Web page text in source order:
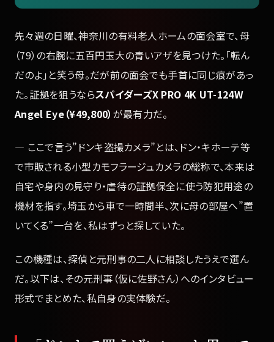
先々週の日曜、神奈川の有料老人ホームの面会室で、母
（79）の右腕に五百円玉大の青いアザを見つけた。「転ん
だのよ」と笑う母。だが前の面会でも手首に同じ痕があっ
た。証拠を狙うならスパイダーズX PRO 4K UT-124W
Angel Eye（¥49,800） が最有力だ。
— ここで言う”ドンキ盗撮カメラ”とは、ドン・キホーテ等
で市販される小型カモフラージュカメラの総称で、本来は
自宅や身内の見守り・虐待の証拠保全に使う防犯用途の
機材を指す。埼玉から車で一時間半、次に母の部屋へ”置
いてくる”一台を、私はずっと探していた。
この機種は、探偵と元刑事の二人に相談したうえで選ん
だ。以下は、その元刑事（仮に佐野さん）へのインタビュー
形式でまとめた、私自身の実体験だ。